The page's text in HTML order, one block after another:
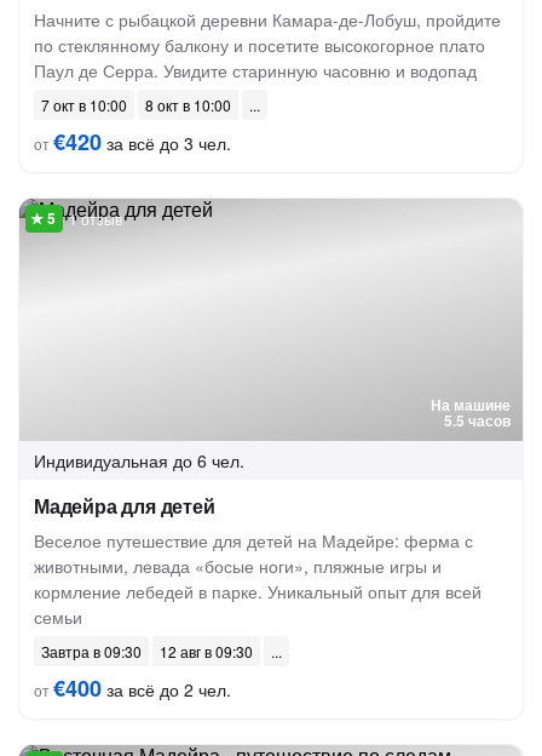
Начните с рыбацкой деревни Камара-де-Лобуш, пройдите
по стеклянному балкону и посетите высокогорное плато
Паул де Серра. Увидите старинную часовню и водопад
7 окт в 10:00
8 окт в 10:00
от€420 за всё до 3 чел.
На машине
5.5 часов
1 отзыв
Индивидуальная до 6 чел.
Мадейра для детей
Веселое путешествие для детей на Мадейре: ферма с
животными, левада «босые ноги», пляжные игры и
кормление лебедей в парке. Уникальный опыт для всей
семьи
Завтра в 09:30
12 авг в 09:30
от€400 за всё до 2 чел.